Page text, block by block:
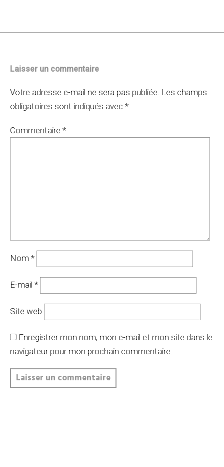
Laisser un commentaire
Votre adresse e-mail ne sera pas publiée. Les champs
obligatoires sont indiqués avec *
Commentaire *
Nom *
E-mail *
Site web
Enregistrer mon nom, mon e-mail et mon site dans le
navigateur pour mon prochain commentaire.